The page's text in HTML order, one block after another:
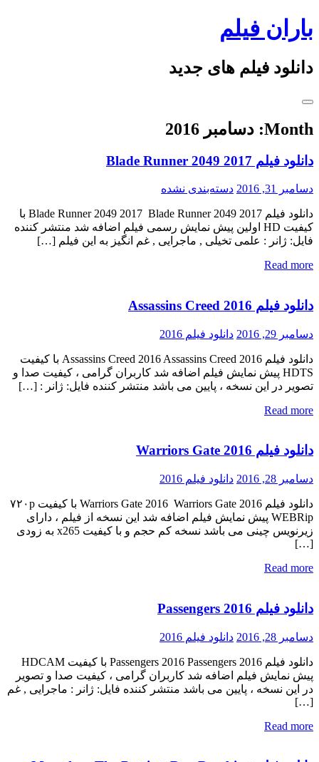
Skip
to
content
باران فیلم
دانلود فیلم های جدید
Month: دسامبر 2016
دانلود فیلم Blade Runner 2049 2017
دسامبر 31, 2016 دسته‌بندی نشده
دانلود فیلم Blade Runner 2049 2017 Blade Runner 2049 2017 با
کیفیت HD اولین پیش نمایش رسمی فیلم اضافه شد منتشر کننده
فایل: ژانر : علمی تخیلی , ماجرایی , غم انگیز به این فیلم […]
Read more
دانلود فیلم Assassins Creed 2016
دسامبر 29, 2016 دانلود فیلم 2016
دانلود فیلم Assassins Creed 2016 Assassins Creed 2016 با کیفیت
HDTS پیش نمایش فیلم اضافه شد کاربران گرامی ، کیفیت صدا و
تصویر در این نسخه ، پایین می باشد منتشر کننده فایل: ژانر : […]
Read more
دانلود فیلم Warriors Gate 2016
دسامبر 28, 2016 دانلود فیلم 2016
دانلود فیلم Warriors Gate 2016 Warriors Gate 2016 با کیفیت ۷۲۰p
WEBRip پیش نمایش فیلم اضافه شد این نسخه از فیلم ، دارای
زیرنویس چینی می باشد نسخه کم حجم و با کیفیت x265 به زودی
[…]
Read more
دانلود فیلم Passengers 2016
دسامبر 28, 2016 دانلود فیلم 2016
دانلود فیلم Passengers 2016 Passengers 2016 با کیفیت HDCAM
پیش نمایش فیلم اضافه شد کاربران گرامی ، کیفیت صدا و تصویر
در این نسخه ، پایین می باشد منتشر کننده فایل: ژانر : ماجرایی , غم
[…]
Read more